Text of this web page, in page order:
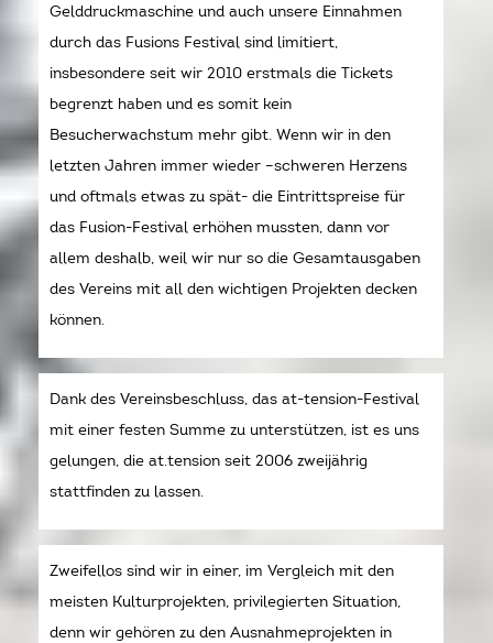
Gelddruckmaschine und auch unsere Einnahmen
durch das Fusions Festival sind limitiert,
insbesondere seit wir 2010 erstmals die Tickets
begrenzt haben und es somit kein
Besucherwachstum mehr gibt. Wenn wir in den
letzten Jahren immer wieder –schweren Herzens
und oftmals etwas zu spät- die Eintrittspreise für
das Fusion-Festival erhöhen mussten, dann vor
allem deshalb, weil wir nur so die Gesamtausgaben
des Vereins mit all den wichtigen Projekten decken
können.
Dank des Vereinsbeschluss, das at-tension-Festival
mit einer festen Summe zu unterstützen, ist es uns
gelungen, die at.tension seit 2006 zweijährig
stattfinden zu lassen.
Zweifellos sind wir in einer, im Vergleich mit den
meisten Kulturprojekten, privilegierten Situation,
denn wir gehören zu den Ausnahmeprojekten in